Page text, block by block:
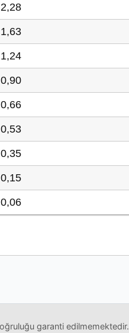
garanti edilmemektedir.